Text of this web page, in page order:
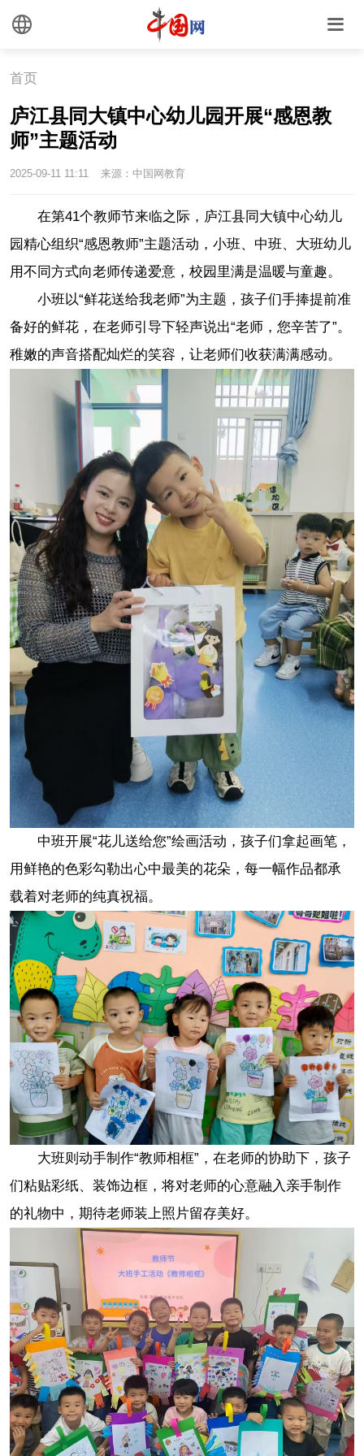
首页
庐江县同大镇中心幼儿园开展“感恩教
师”主题活动
2025-09-11 11:11 来源：中国网教育
在第41个教师节来临之际，庐江县同大镇中心幼儿
园精心组织“感恩教师”主题活动，小班、中班、大班幼儿
用不同方式向老师传递爱意，校园里满是温暖与童趣。
小班以“鲜花送给我老师”为主题，孩子们手捧提前准
备好的鲜花，在老师引导下轻声说出“老师，您辛苦了”。
稚嫩的声音搭配灿烂的笑容，让老师们收获满满感动。
中班开展“花儿送给您”绘画活动，孩子们拿起画笔，
用鲜艳的色彩勾勒出心中最美的花朵，每一幅作品都承
载着对老师的纯真祝福。
大班则动手制作“教师相框”，在老师的协助下，孩子
们粘贴彩纸、装饰边框，将对老师的心意融入亲手制作
的礼物中，期待老师装上照片留存美好。